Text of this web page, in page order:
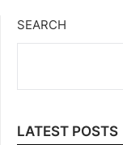
SEARCH
LATEST POSTS